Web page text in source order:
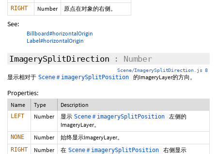
RIGHT Number 原点在对象的右侧。
See:
Billboard#horizontalOrigin
Label#horizontalOrigin
ImagerySplitDirection : Number
Scene/ImagerySplitDirection.js 8
显示相对于 Scene＃imagerySplitPosition 的ImageryLayer的方向。
Properties:
Name Type Description
LEFT Number 显示 Scene＃imagerySplitPosition
左侧的
ImageryLayer。
NONE Number 始终显示ImageryLayer。
RIGHT Number 在 Scene＃imagerySplitPosition
右侧显示